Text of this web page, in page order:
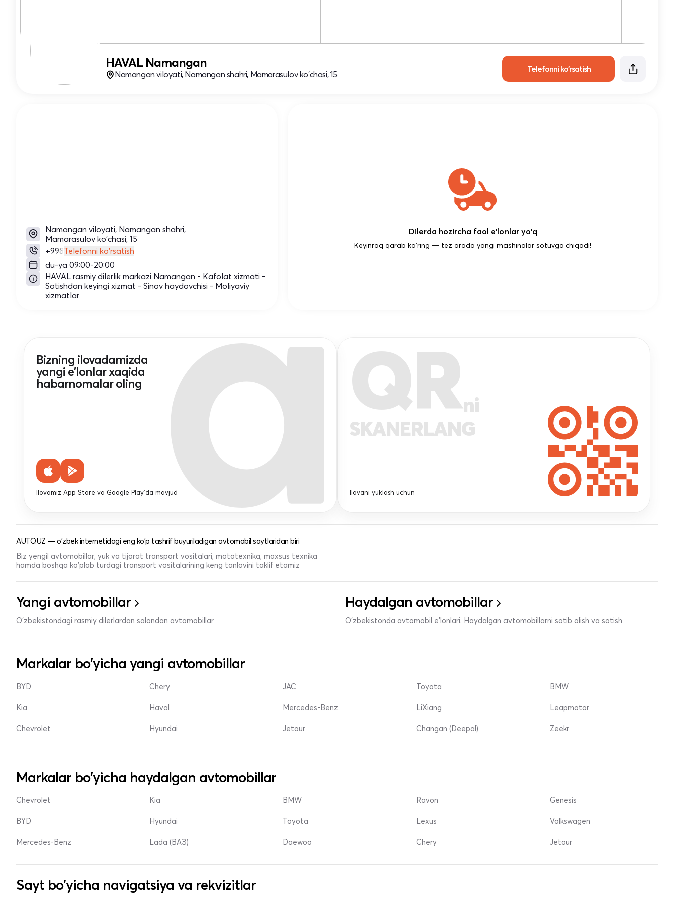
HAVAL Namangan
Namangan viloyati, Namangan shahri, Mamarasulov ko'chasi, 15
Telefonni ko'rsatish
Namangan viloyati, Namangan shahri,
Mamarasulov ko'chasi, 15
+998Telefonni ko'rsatish
du-ya 09:00-20:00
HAVAL rasmiy dilerlik markazi Namangan - Kafolat xizmati -
Sotishdan keyingi xizmat - Sinov haydovchisi - Moliyaviy
xizmatlar
Dilerda hozircha faol e'lonlar yo'q
Keyinroq qarab ko'ring — tez orada yangi mashinalar sotuvga chiqadi!
Bizning ilovadamizda
yangi e'lonlar xaqida
habarnomalar oling
Ilovamiz App Store va Google Play'da mavjud
QRni
SKANERLANG
Ilovani yuklash uchun
AUTO.UZ — o'zbek internetidagi eng ko'p tashrif buyuriladigan avtomobil saytlaridan biri
Biz yengil avtomobillar, yuk va tijorat transport vositalari, mototexnika, maxsus texnika
hamda boshqa ko'plab turdagi transport vositalarining keng tanlovini taklif etamiz
Yangi avtomobillar
O'zbekistondagi rasmiy dilerlardan salondan avtomobillar
Haydalgan avtomobillar
O'zbekistonda avtomobil e’lonlari. Haydalgan avtomobillarni sotib olish va sotish
Markalar bo'yicha yangi avtomobillar
BYD
Kia
Chevrolet
Chery
Haval
Hyundai
JAC
Mercedes-Benz
Jetour
Toyota
LiXiang
Changan (Deepal)
BMW
Leapmotor
Zeekr
Markalar bo'yicha haydalgan avtomobillar
Chevrolet
BYD
Mercedes-Benz
Kia
Hyundai
Lada (ВАЗ)
BMW
Toyota
Daewoo
Ravon
Lexus
Chery
Genesis
Volkswagen
Jetour
Sayt bo'yicha navigatsiya va rekvizitlar